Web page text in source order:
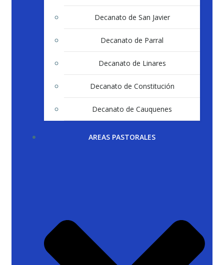
Decanato de San Javier
Decanato de Parral
Decanato de Linares
Decanato de Constitución
Decanato de Cauquenes
AREAS PASTORALES